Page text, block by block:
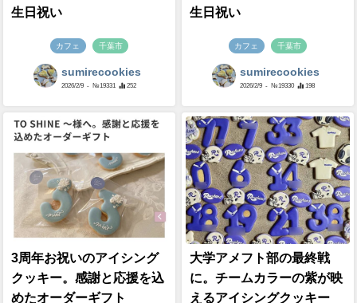
生日祝い
カフェ 千葉市
sumirecookies
2026/2/9 - №19331 252
生日祝い
カフェ 千葉市
sumirecookies
2026/2/9 - №19330 198
3周年お祝いのアイシング
クッキー。感謝と応援を込
めたオーダーギフト
大学アメフト部の最終戦
に。チームカラーの紫が映
えるアイシングクッキー